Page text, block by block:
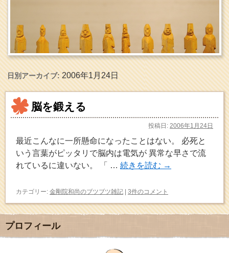
日別アーカイブ:2006年1月24日
脳を鍛える
投稿日: 2006年1月24日
最近こんなに一所懸命になったことはない。 必死と
いう言葉がピッタリで脳内は電気が 異常な早さで流
れているに違いない。 「 … 続きを読む →
カテゴリー: 金剛院和尚のブツブツ雑記 | 3件のコメント
プロフィール